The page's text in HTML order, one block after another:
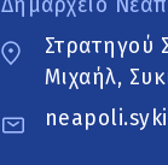
Δημαρχείο
Στρατηγού
Μιχαήλ,